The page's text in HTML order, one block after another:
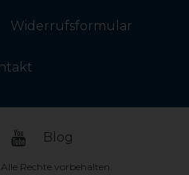
Widerrufs­formular
Blog
Rechte vorbehalten.